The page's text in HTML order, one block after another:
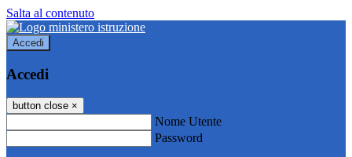
Salta al contenuto
Accedi
Accedi
button close ×
Nome Utente
Password